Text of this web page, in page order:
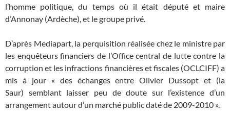
l’homme politique, du temps où il était député et maire
d’Annonay (Ardèche), et le groupe privé.
D’après Mediapart, la perquisition réalisée chez le ministre par
les enquêteurs financiers de l’Office central de lutte contre la
corruption et les infractions financières et fiscales (OCLCIFF) a
mis à jour « des échanges entre Olivier Dussopt et (la
Saur) semblant laisser peu de doute sur l’existence d’un
arrangement autour d’un marché public daté de 2009-2010 ».